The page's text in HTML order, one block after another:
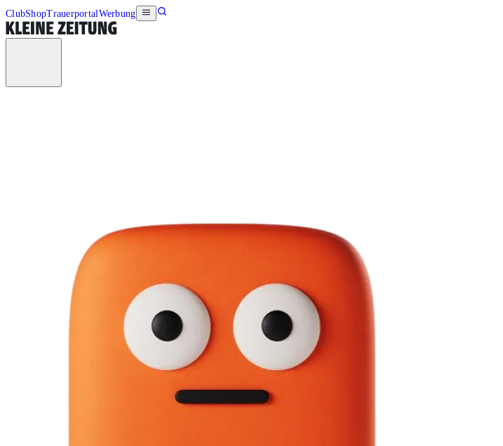
ClubShopTrauerportalWerbung